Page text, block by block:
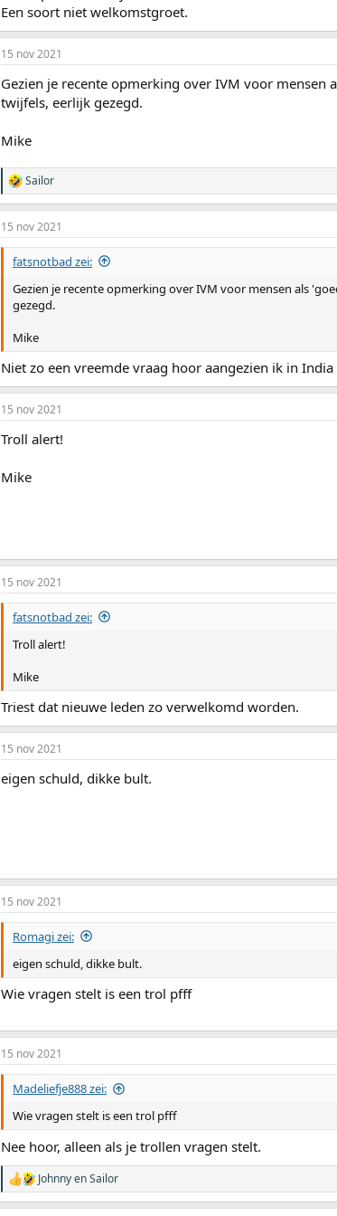
Een soort niet welkomstgroet.
15 nov 2021
Gezien je recente opmerking over IVM voor
twijfels, eerlijk gezegd.
Mike
W
a
a
r
d
e
n
Sailor
15 nov 2021
fatsnotbad zei:
Gezien je recente opmerking over IVM voor mensen als
gezegd.
Mike
Niet zo een vreemde vraag hoor aangezien ik in
15 nov 2021
Troll alert!
Mike
15 nov 2021
fatsnotbad zei:
Troll alert!
Mike
Triest dat nieuwe leden zo verwelkomd worden.
15 nov 2021
eigen schuld, dikke bult.
15 nov 2021
Romagi zei:
eigen schuld, dikke bult.
Wie vragen stelt is een trol pfff
15 nov 2021
Madeliefje888 zei:
Wie vragen stelt is een trol pfff
Nee hoor, alleen als je trollen vragen stelt.
W
a
JohnnyenSailor